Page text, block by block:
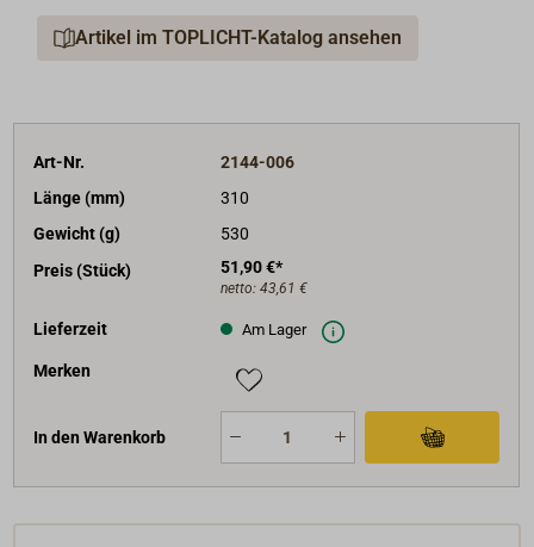
Artikel im TOPLICHT-Katalog ansehen
Art-Nr.
2144-006
Länge (mm)
310
Gewicht (g)
530
Preis (Stück)
51,90 €*
netto: 43,61 €
Lieferzeit Am Lager
Merken
In den Warenkorb